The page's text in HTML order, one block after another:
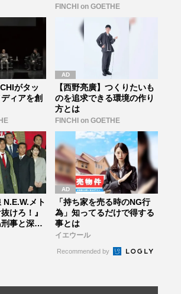
FINCHI on GOETHE
がタッ
ィアを創
【西野亮廣】つくりたいも
のを追求できる環境の作り
方とは
FINCHI on GOETHE
N.E.W.メト
けろ！』
事と深
「持ち家を売る時のNG行
為」知ってるだけで得する
事とは
イエウール
Recommended by